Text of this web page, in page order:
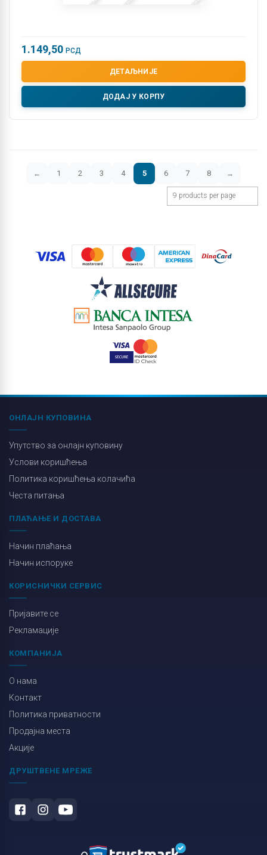
1.149,50 РСД
ДЕТАЉНИЈЕ
ДОДАЈ У КОРПУ
← 1 2 3 4 5 6 7 8 →
ОНЛАЈН КУПОВИНА
Упутство за онлајн куповину
Услови коришћења
Политика коришћења колачића
Честа питања
ПЛАЋАЊЕ И ДОСТАВА
Начин плаћања
Начин испоруке
КОРИСНИЧКИ СЕРВИС
Пријавите се
Рекламације
КОМПАНИЈА
О нама
Контакт
Политика приватности
Продајна места
Акције
ДРУШТВЕНЕ МРЕЖЕ